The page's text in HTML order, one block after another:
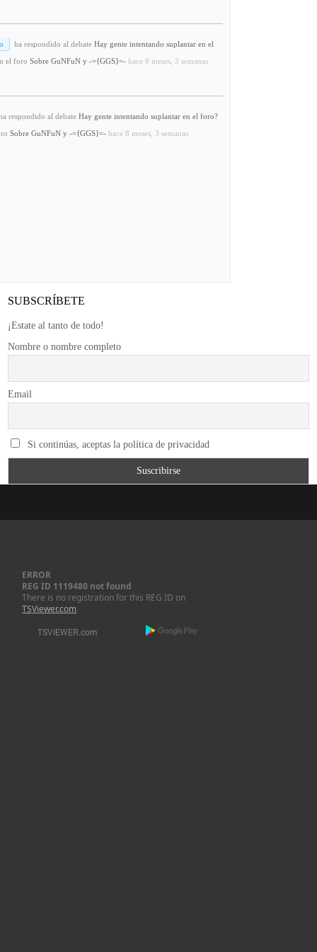
ha respondido al debate Hay gente intentando suplantar en el
el foro Sobre GuNFuN y -={GGS}=- hace 8 meses, 3 semanas
respondido al debate Hay gente intentando suplantar en el foro?
Sobre GuNFuN y -={GGS}=- hace 8 meses, 3 semanas
SUBSCRÍBETE
¡Estate al tanto de todo!
Nombre o nombre completo
Email
Si continúas, aceptas la política de privacidad
ERROR
REG ID 1119480 not found
There is no registration for this REG ID on
TSViewer.com